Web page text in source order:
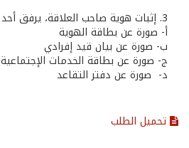
3. إثبات هوية صاحب العلاقة، يرفق أحد المستندات التالية:
أ- صورة عن بطاقة الهوية
ب‌- صورة عن بيان قيد إفرادي
ج- صورة عن بطاقة الخدمات الإجتماعية
‌د- صورة عن دفتر التقاعد
تحميل الطلب